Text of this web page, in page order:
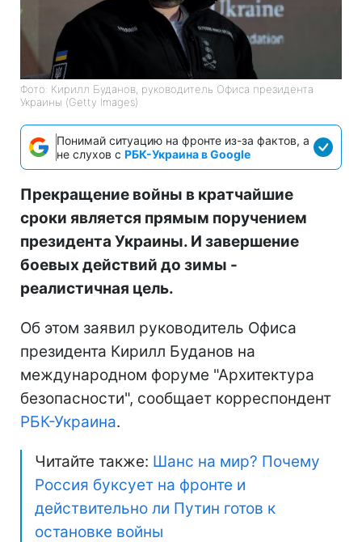
Фото: Кирилл Буданов, руководитель Офиса президента
Украины (Getty Images)
Понимай ситуацию на фронте из-за фактов, а
не слухов с РБК-Украина в Google
Прекращение войны в кратчайшие
сроки является прямым поручением
президента Украины. И завершение
боевых действий до зимы -
реалистичная цель.
Об этом заявил руководитель Офиса
президента Кирилл Буданов на
международном форуме "Архитектура
безопасности", сообщает корреспондент
РБК-Украина.
Читайте также: Шанс на мир? Почему
Россия буксует на фронте и
действительно ли Путин готов к
остановке войны